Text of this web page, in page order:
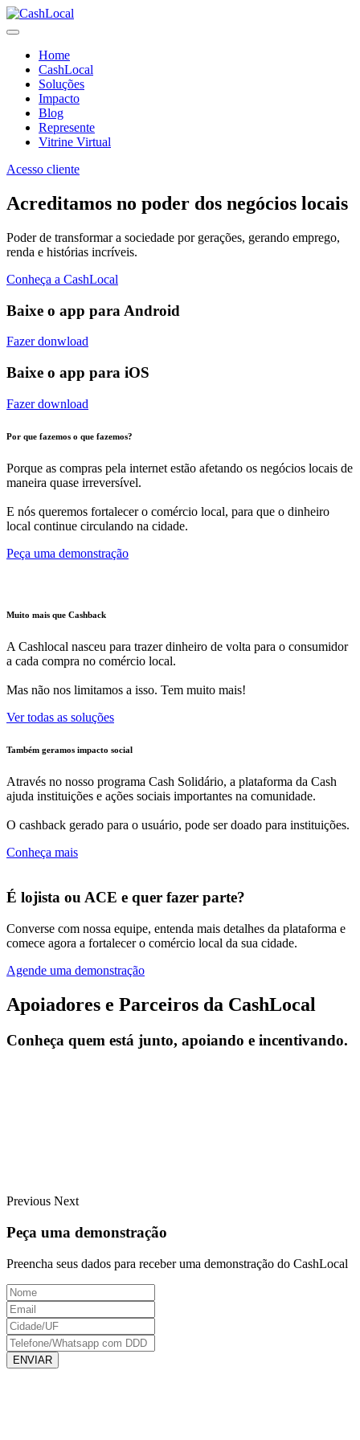
Home
CashLocal
Soluções
Impacto
Blog
Represente
Vitrine Virtual
Acesso cliente
Acreditamos no poder dos negócios locais
Poder de transformar a sociedade por gerações, gerando emprego,
renda e histórias incríveis.
Conheça a CashLocal
Baixe o app para Android
Fazer donwload
Baixe o app para iOS
Fazer download
Por que fazemos o que fazemos?
Porque as compras pela internet estão afetando os negócios locais de
maneira quase irreversível.
E nós queremos fortalecer o comércio local, para que o dinheiro
local continue circulando na cidade.
Peça uma demonstração
Muito mais que Cashback
A Cashlocal nasceu para trazer dinheiro de volta para o consumidor
a cada compra no comércio local.
Mas não nos limitamos a isso. Tem muito mais!
Ver todas as soluções
Também geramos impacto social
Através no nosso programa Cash Solidário, a plataforma da Cash
ajuda instituições e ações sociais importantes na comunidade.
O cashback gerado para o usuário, pode ser doado para instituições.
Conheça mais
É lojista ou ACE e quer fazer parte?
Converse com nossa equipe, entenda mais detalhes da plataforma e
comece agora a fortalecer o comércio local da sua cidade.
Agende uma demonstração
Apoiadores e Parceiros da CashLocal
Conheça quem está junto, apoiando e incentivando.
Previous Next
Peça uma demonstração
Preencha seus dados para receber uma demonstração do CashLocal
ENVIAR